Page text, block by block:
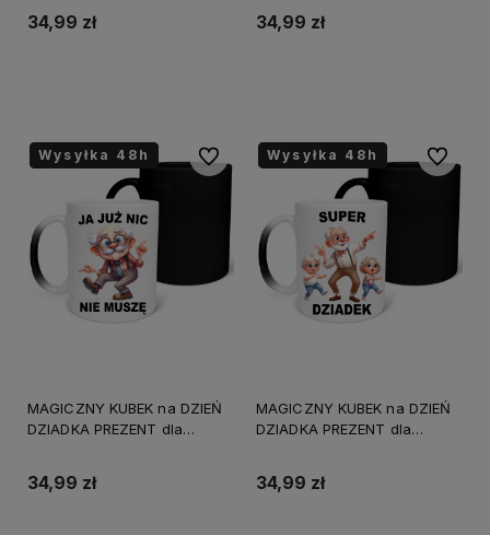
34,99 zł 34,99 zł
Wysyłka 48h
Wysyłka 48h
Wysyłka 48h
MAGICZNY KUBEK na DZIEŃ
DZIADKA PREZENT dla
34,99 zł
Do ulubionychWysyłka 48h
Wysyłka 48h
Wysyłka 48h
MAGICZNY KUBEK na DZIEŃ
DZIADKA PREZENT dla
34,99 zł
Do